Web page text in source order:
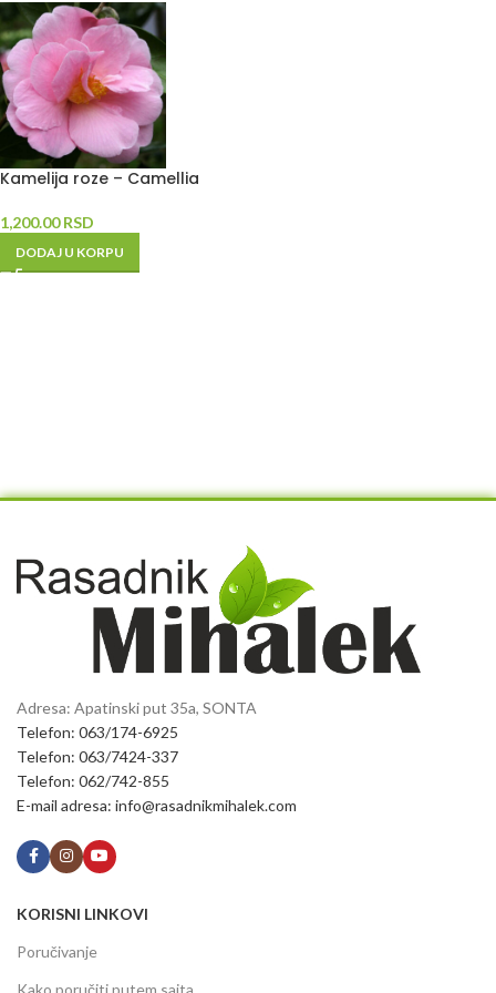
Kamelija roze – Camellia
1,200.00RSD
DODAJ U KORPU
Adresa: Apatinski put 35a, SONTA
Telefon: 063/174-6925
Telefon: 063/7424-337
Telefon: 062/742-855
E-mail adresa: info@rasadnikmihalek.com
KORISNI LINKOVI
Poručivanje
Kako poručiti putem sajta